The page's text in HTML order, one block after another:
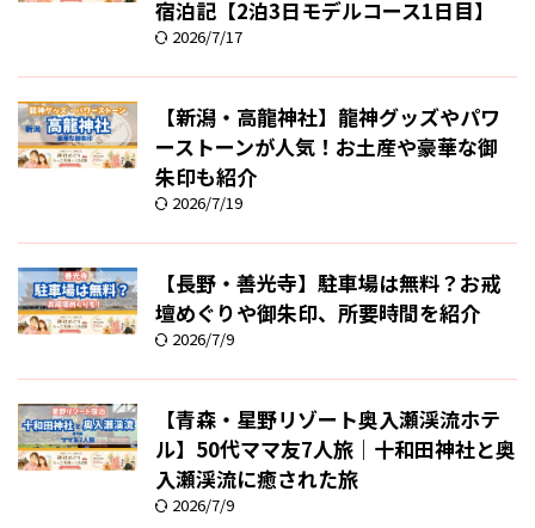
宿泊記【2泊3日モデルコース1日目】
2026/7/17
【新潟・高龍神社】龍神グッズやパワ
ーストーンが人気！お土産や豪華な御
朱印も紹介
2026/7/19
【長野・善光寺】駐車場は無料？お戒
壇めぐりや御朱印、所要時間を紹介
2026/7/9
【青森・星野リゾート奥入瀬渓流ホテ
ル】50代ママ友7人旅｜十和田神社と奥
入瀬渓流に癒された旅
2026/7/9